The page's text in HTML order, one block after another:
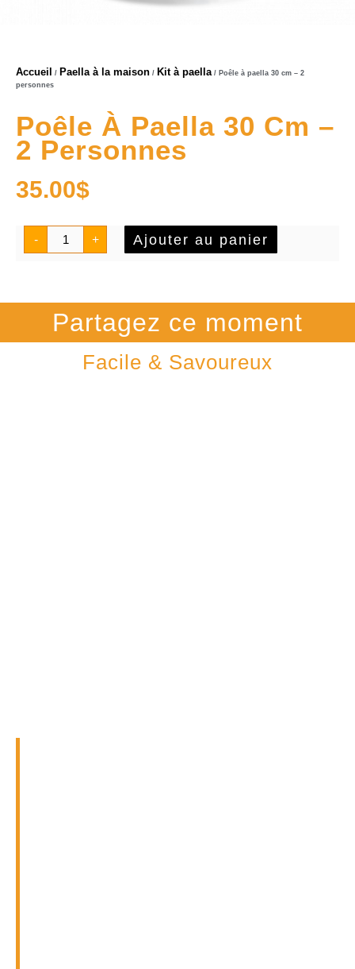
Accueil / Paella à la maison / Kit à paella/ Poêle à paella 30 cm – 2
personnes
Poêle À Paella 30 Cm –
2 Personnes
35.00$
- + Ajouter au panier
Partagez ce moment
Facile & Savoureux